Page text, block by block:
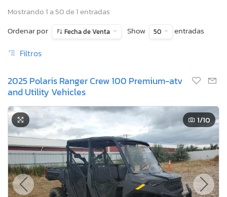
Mostrando 1 a 50 de 1 entradas
Ordenar por
Fecha de Venta Show 50 entradas
Filtros
2025 Polaris Ranger Crew 100 Premium-atv
and Utility Vehicles
1/10